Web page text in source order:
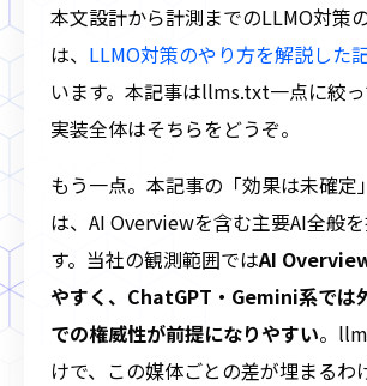
本文設計から計測までのLLMO対策
は、 LLMO対策のやり方を解説した
います。本記事はllms.txt一点に絞っ
実装全体はそちらをどうぞ。
もう一点。本記事の「効果は未確定
は、AI Overviewを含む主要AI全般
す。当社の観測範囲ではAI
やすく、ChatGPT・Gemini系では
での権威性が前提になりやすい。
けで、この媒体ごとの差が埋まるわ